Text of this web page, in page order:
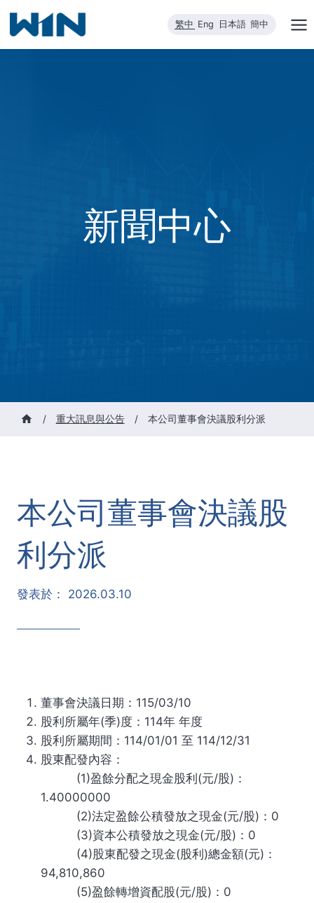
內
繁中 Eng 日本語 簡中
新聞中心
/ 重大訊息與公告 / 本公司董事會決議股利分派
本公司董事會決議股
利分派
發表於： 2026.03.10
董事會決議日期：115/03/10
股利所屬年(季)度：114年 年度
股利所屬期間：114/01/01 至 114/12/31
股東配發內容：
(1)盈餘分配之現金股利(元/股)：
1.40000000
(2)法定盈餘公積發放之現金(元/股)：0
(3)資本公積發放之現金(元/股)：0
(4)股東配發之現金(股利)總金額(元)：
94,810,860
(5)盈餘轉增資配股(元/股)：0